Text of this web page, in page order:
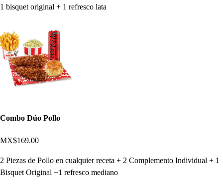
1 bisquet original + 1 refresco lata
Combo Dúo Pollo
MX$169.00
2 Piezas de Pollo en cualquier receta + 2 Complemento Individual + 1
Bisquet Original +1 refresco mediano